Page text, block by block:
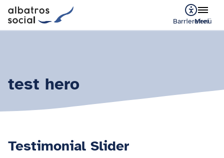
Barrierefrei
Menü
test hero
Testimonial Slider